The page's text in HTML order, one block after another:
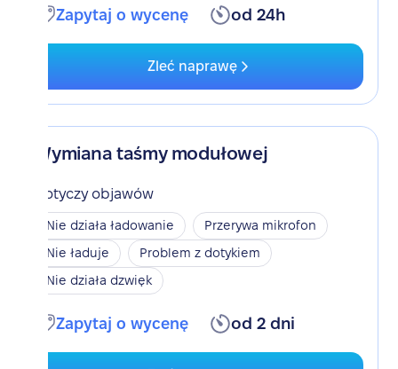
Zapytaj o wycenę od 24h
Zleć naprawę
Wymiana taśmy modułowej
Dotyczy objawów
Nie działa ładowanie
Przerywa mikrofon
Nie ładuje
Problem z dotykiem
Nie działa dzwięk
Zapytaj o wycenę od 2 dni